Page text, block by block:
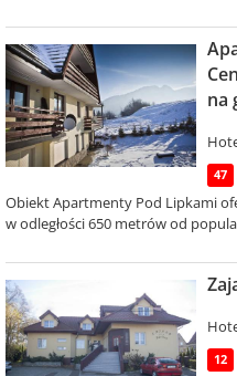
na
47
Obiekt Apartmenty Pod Lipkami
w odległości 650 metrów od
12